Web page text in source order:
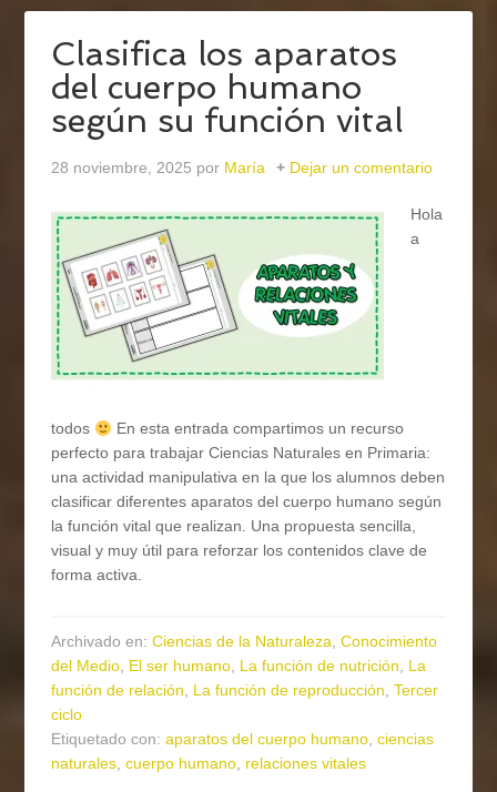
Clasifica los aparatos
del cuerpo humano
según su función vital
28 noviembre, 2025 por María Dejar un comentario
Hola
a
todos
En esta entrada compartimos un recurso
perfecto para trabajar Ciencias Naturales en Primaria:
una actividad manipulativa en la que los alumnos deben
clasificar diferentes aparatos del cuerpo humano según
la función vital que realizan. Una propuesta sencilla,
visual y muy útil para reforzar los contenidos clave de
forma activa.
Archivado en:Ciencias de la Naturaleza,Conocimiento
del Medio, El ser humano, La función de nutrición, La
función de relación, La función de reproducción,Tercer
ciclo
Etiquetado con:aparatos del cuerpo humano,ciencias
naturales,cuerpo humano, relaciones vitales